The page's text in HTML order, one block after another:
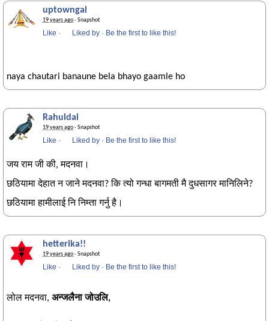
uptowngal
19 years ago· Snapshot
Like · Liked by · Be the first to like this!
naya chautari banaune bela bhayo gaamle ho
Rahuldai
19 years ago· Snapshot
Like · Liked by · Be the first to like this!
जय राम जी की, मदनवा।
छठियामा देहात न जाने मदनवा? कि त्यो गन्धा बागमती मै दुधसागर मानिलिने?
छठियामा हामीलाई नि निम्ता गर्नु है।
hetterika!!
19 years ago· Snapshot
Like · Liked by · Be the first to like this!
लोल मदनवा, अन्जलैना जोउलि,